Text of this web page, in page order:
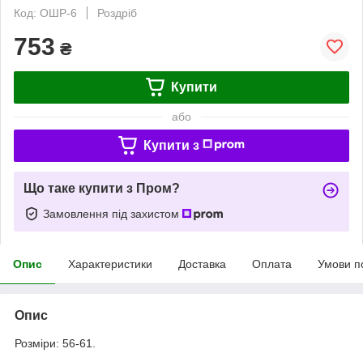
Код: ОШР-6
Роздріб
753 ₴
Купити
або
Купити з
Що таке купити з Пром?
Замовлення під захистом
Опис Характеристики Доставка Оплата Умови
Опис
Розміри: 56-61.